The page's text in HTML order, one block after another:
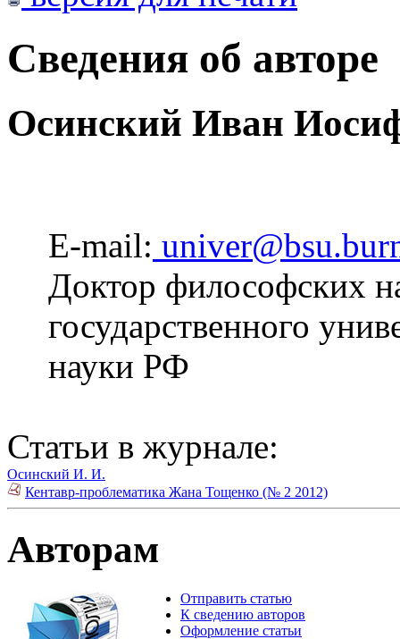
Сведения об авторе
Осинский Иван
E-mail:
Доктор философских
государственного
науки РФ
Статьи в журнале:
Осинский И. И.
Кентавр-проблематика Жана Тощенко (№ 2 2012)
Авторам
Отправить статью
К сведению авторов
Оформление статьи